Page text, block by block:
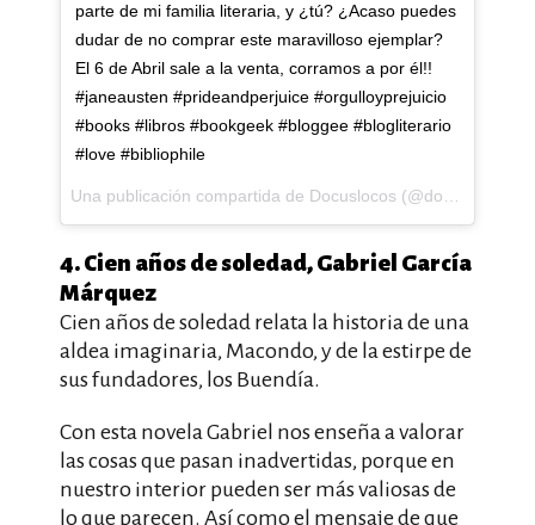
parte de mi familia literaria, y ¿tú? ¿Acaso puedes
dudar de no comprar este maravilloso ejemplar?
El 6 de Abril sale a la venta, corramos a por él!!
#janeausten #prideandperjuice #orgulloyprejuicio
#books #libros #bookgeek #bloggee #blogliterario
#love #bibliophile
4. Cien años de soledad, Gabriel García
Márquez
Cien años de soledad relata la historia de una
aldea imaginaria, Macondo, y de la estirpe de
sus fundadores, los Buendía.
Con esta novela Gabriel nos enseña a valorar
las cosas que pasan inadvertidas, porque en
nuestro interior pueden ser más valiosas de
lo que parecen. Así como el mensaje de que